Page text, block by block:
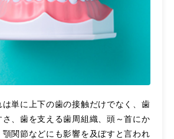
単に上下の歯の接触だけでなく、歯
、歯を支える歯周組織、頭～首にか
顎関節などにも影響を及ぼすと言われ